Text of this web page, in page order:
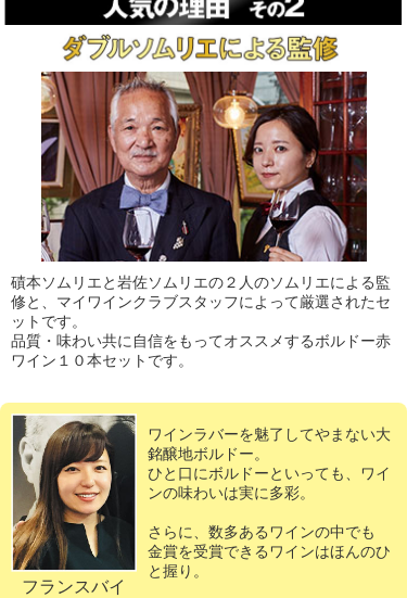
磧本ソムリエと岩佐ソムリエの２人のソムリエによる監
修と、マイワインクラブスタッフによって厳選されたセ
ットです。
品質・味わい共に自信をもってオススメするボルドー赤
ワイン１０本セットです。
フランスバイ
ワインラバーを魅了してやまない大
銘醸地ボルドー。
ひと口にボルドーといっても、ワイ
ンの味わいは実に多彩。
さらに、数多あるワインの中でも
金賞を受賞できるワインはほんのひ
と握り。